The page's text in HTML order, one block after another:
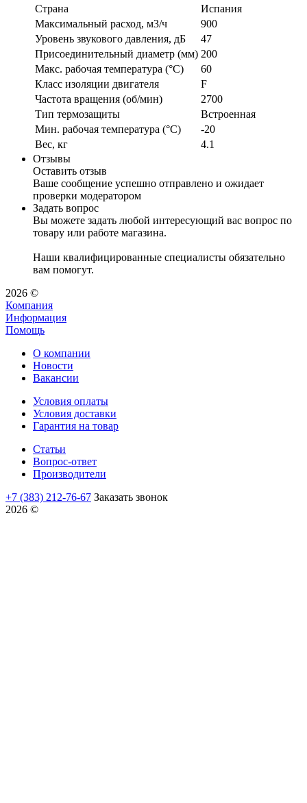
Страна
Испания
Максимальный расход, м3/ч
900
Уровень звукового давления, дБ
47
Присоединительный диаметр (мм) 200
Макс. рабочая температура (°С)
60
Класс изоляции двигателя
F
Частота вращения (об/мин)
2700
Тип термозащиты
Встроенная
Мин. рабочая температура (°С)
-20
Вес, кг
4.1
Отзывы
Оставить отзыв
Ваше сообщение успешно отправлено и ожидает
проверки модератором
Задать вопрос
Вы можете задать любой интересующий вас вопрос по
товару или работе магазина.
Наши квалифицированные специалисты обязательно
вам помогут.
2026 ©
Компания
Информация
Помощь
О компании
Новости
Вакансии
Условия оплаты
Условия доставки
Гарантия на товар
Статьи
Вопрос-ответ
Производители
+7 (383) 212-76-67 Заказать звонок
2026 ©